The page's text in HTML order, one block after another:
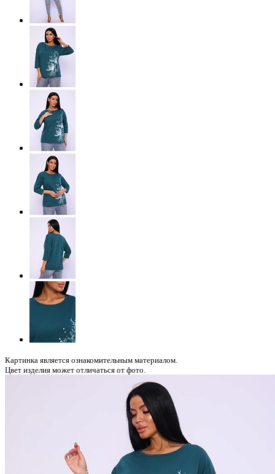
Картинка является ознакомительным материалом.
Цвет изделия может отличаться от фото.